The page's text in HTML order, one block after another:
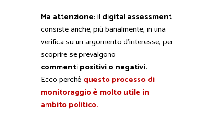
Ma attenzione:il digital assessment
consiste anche, più banalmente, in una
verifica su un argomento d’interesse, per
scoprire se prevalgono
commentipositivi o negativi.
Ecco perchéquesto processo di
monitoraggio è molto utile in
ambito politico.